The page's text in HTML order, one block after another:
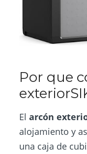
Por que
El arcón
alojamiento y
una caja de